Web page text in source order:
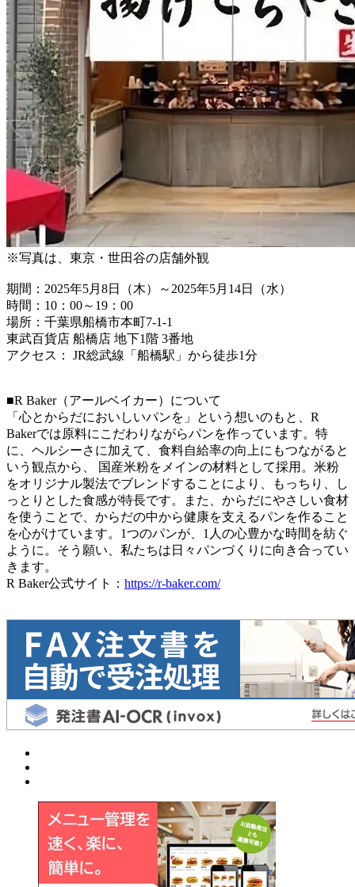
※写真は、東京・世田谷の店舗外観
期間：2025年5月8日（木）～2025年5月14日（水）
時間：10：00～19：00
場所：千葉県船橋市本町7-1-1
東武百貨店 船橋店 地下1階 3番地
アクセス： JR総武線「船橋駅」から徒歩1分
■R Baker（アールベイカー）について
「心とからだにおいしいパンを」という想いのもと、R
Bakerでは原料にこだわりながらパンを作っています。特
に、ヘルシーさに加えて、食料自給率の向上にもつながると
いう観点から、 国産米粉をメインの材料として採用。米粉
をオリジナル製法でブレンドすることにより、もっちり、し
っとりとした食感が特長です。また、からだにやさしい食材
を使うことで、からだの中から健康を支えるパンを作ること
を心がけています。1つのパンが、1人の心豊かな時間を紡ぐ
ように。そう願い、私たちは日々パンづくりに向き合ってい
きます。
R Baker公式サイト： https://r-baker.com/